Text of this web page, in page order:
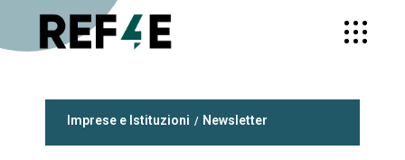
Imprese e Istituzioni Newsletter